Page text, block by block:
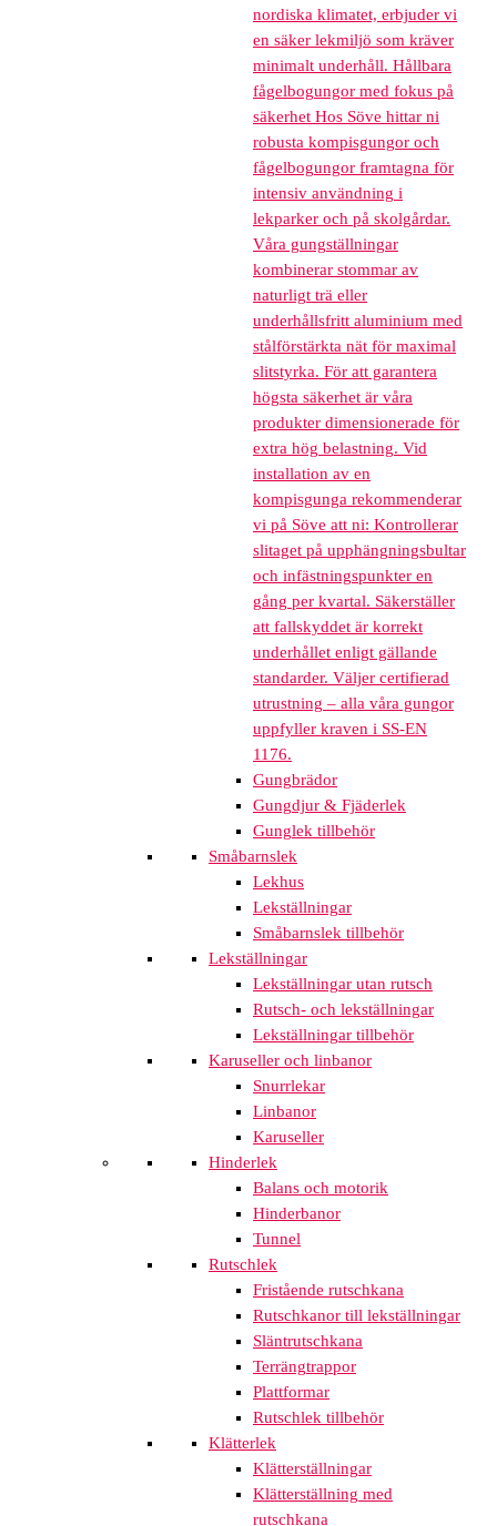
nordiska klimatet, erbjuder vi
en säker lekmiljö som kräver
minimalt underhåll. Hållbara
fågelbogungor med fokus på
säkerhet Hos Söve hittar ni
robusta kompisgungor och
fågelbogungor framtagna för
intensiv användning i
lekparker och på skolgårdar.
Våra gungställningar
kombinerar stommar av
naturligt trä eller
underhållsfritt aluminium med
stålförstärkta nät för maximal
slitstyrka. För att garantera
högsta säkerhet är våra
produkter dimensionerade för
extra hög belastning. Vid
installation av en
kompisgunga rekommenderar
vi på Söve att ni: Kontrollerar
slitaget på upphängningsbultar
och infästningspunkter en
gång per kvartal. Säkerställer
att fallskyddet är korrekt
underhållet enligt gällande
standarder. Väljer certifierad
utrustning – alla våra gungor
uppfyller kraven i SS-EN
1176.
Gungbrädor
Gungdjur & Fjäderlek
Gunglek tillbehör
Småbarnslek
Lekhus
Lekställningar
Småbarnslek tillbehör
Lekställningar
Lekställningar utan rutsch
Rutsch- och lekställningar
Lekställningar tillbehör
Karuseller och linbanor
Snurrlekar
Linbanor
Karuseller
Hinderlek
Balans och motorik
Hinderbanor
Tunnel
Rutschlek
Fristående rutschkana
Rutschkanor till lekställningar
Släntrutschkana
Terrängtrappor
Plattformar
Rutschlek tillbehör
Klätterlek
Klätterställningar
Klätterställning med
rutschkana